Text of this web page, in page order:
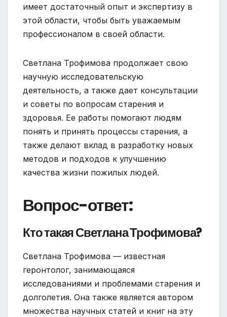
имеет достаточный опыт и экспертизу в
этой области, чтобы быть уважаемым
профессионалом в своей области.
Светлана Трофимова продолжает свою
научную исследовательскую
деятельность, а также дает консультации
и советы по вопросам старения и
здоровья. Ее работы помогают людям
понять и принять процессы старения, а
также делают вклад в разработку новых
методов и подходов к улучшению
качества жизни пожилых людей.
Вопрос-ответ:
Кто такая Светлана Трофимова?
Светлана Трофимова — известная
геронтолог, занимающаяся
исследованиями и проблемами старения и
долголетия. Она также является автором
множества научных статей и книг на эту